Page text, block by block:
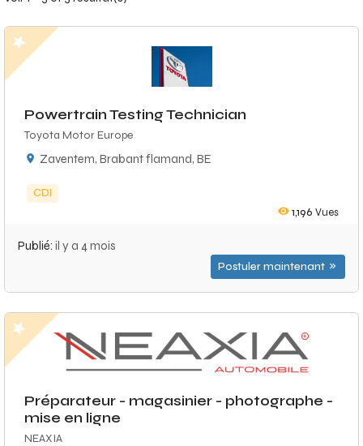
Powertrain Testing Technician
Toyota Motor Europe
Zaventem, Brabant flamand, BE
CDI
1,196 Vues
Publié: il y a 4 mois
Postuler maintenant
Préparateur - magasinier - photographe -
mise en ligne
NEAXIA